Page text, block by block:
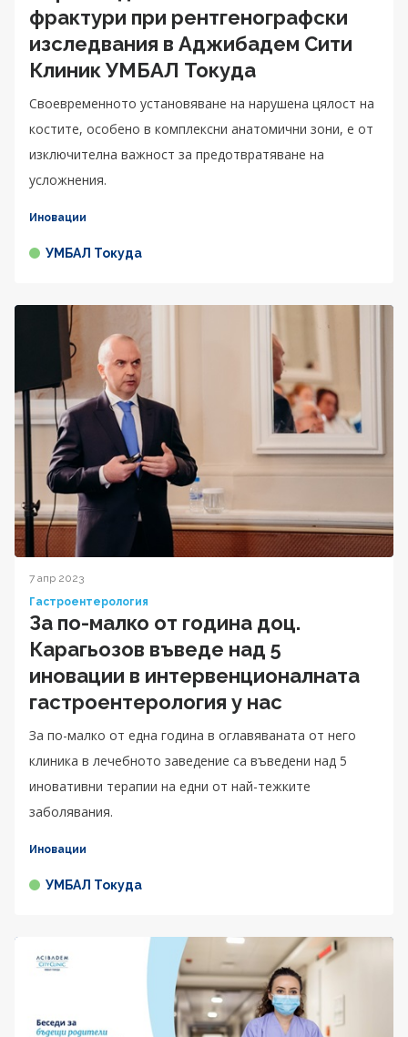
фрактури при рентгенографски
изследвания в Аджибадем Сити
Клиник УМБАЛ Токуда
Своевременното установяване на нарушена цялост на
костите, особено в комплексни анатомични зони, е от
изключителна важност за предотвратяване на
усложнения.
Иновации
УМБАЛ Токуда
7 апр 2023
Гастроентерология
За по-малко от година доц.
Карагьозов въведе над 5
иновации в интервенционалната
гастроентерология у нас
За по-малко от една година в оглавяваната от него
клиника в лечебното заведение са въведени над 5
иновативни терапии на едни от най-тежките
заболявания.
Иновации
УМБАЛ Токуда